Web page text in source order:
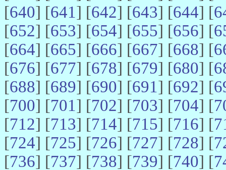
[640] [641] [642] [643] [644] [
[652] [653] [654] [655] [656] [
[664] [665] [666] [667] [668] [
[676] [677] [678] [679] [680] [
[688] [689] [690] [691] [692] [
[700] [701] [702] [703] [704] [
[712] [713] [714] [715] [716] [
[724] [725] [726] [727] [728] [
[736] [737] [738] [739] [740] [